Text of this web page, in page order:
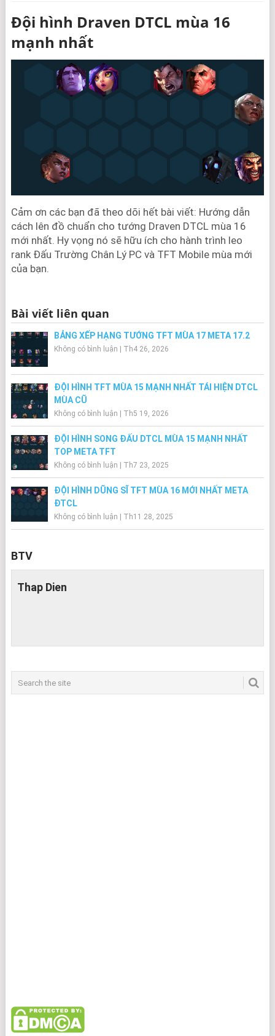
Đội hình Draven DTCL mùa 16
mạnh nhất
Cảm ơn các bạn đã theo dõi hết bài viết: Hướng dẫn
cách lên đồ chuẩn cho tướng Draven DTCL mùa 16
mới nhất. Hy vọng nó sẽ hữu ích cho hành trình leo
rank Đấu Trường Chân Lý PC và TFT Mobile mùa mới
của bạn.
Bài viết liên quan
BẢNG XẾP HẠNG TƯỚNG TFT MÙA 17 META 17.2
Không có bình luận Th4 26, 2026
ĐỘI HÌNH TFT MÙA 15 MẠNH NHẤT TÁI HIỆN DTCL
MÙA CŨ
Không có bình luận Th5 19, 2026
ĐỘI HÌNH SONG ĐẤU DTCL MÙA 15 MẠNH NHẤT
TOP META TFT
Không có bình luận Th7 23, 2025
ĐỘI HÌNH DŨNG SĨ TFT MÙA 16 MỚI NHẤT META
ĐTCL
Không có bình luận Th11 28, 2025
BTV
Thap Dien